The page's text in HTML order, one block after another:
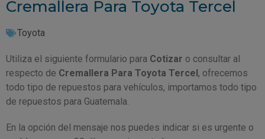
Cremallera Para Toyota Tercel
Toyota
Utiliza el siguiente formulario para Cotizar o consultar al
respecto de Cremallera Para Toyota Tercel , ofrecemos
todo tipo de repuestos para vehículos, importamos todo tipo
de repuestos para Guatemala.
En la opción del mensaje nos puedes indicar si es urgente o